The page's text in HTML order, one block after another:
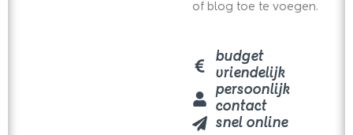
of blog toe te voegen.
budget
vriendelijk
persoonlijk
contact
snel online​